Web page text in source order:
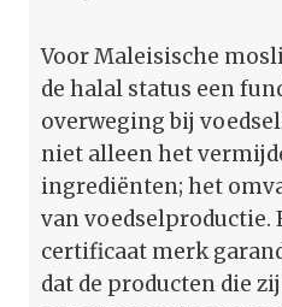
Voor Maleisische
de halal status een
overweging bij
niet alleen het
ingrediënten; het
van voedselproductie.
certificaat merk
dat de producten die